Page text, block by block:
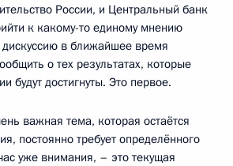
России, и Центральный банк
к какому-то единому мнению
дискуссию в ближайшее время
о тех результатах, которые
будут достигнуты. Это первое.
важная тема, которая остаётся
постоянно требует определённого
уже внимания, – это текущая